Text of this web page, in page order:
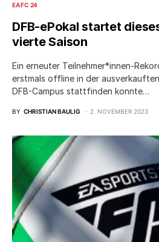
EA FC 24
DFB-ePokal startet
vierte Saison
Ein erneuter Teilnehmer*innen-
erstmals offline in der
DFB-Campus stattfinden konnte…
BY CHRISTIAN BAULIG 2. NOVEMBER 2023